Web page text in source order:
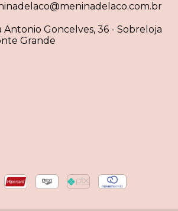
Antonio Goncelves, 36 - Sobreloja
Grande